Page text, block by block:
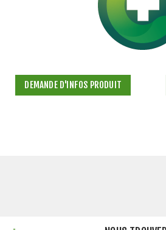
DEMANDE D'INFOS PRODUIT